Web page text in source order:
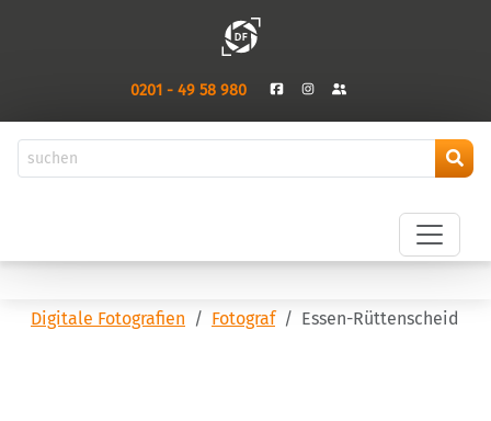
0201 - 49 58 980
Digitale Fotografien Fotograf Essen-Rüttenscheid